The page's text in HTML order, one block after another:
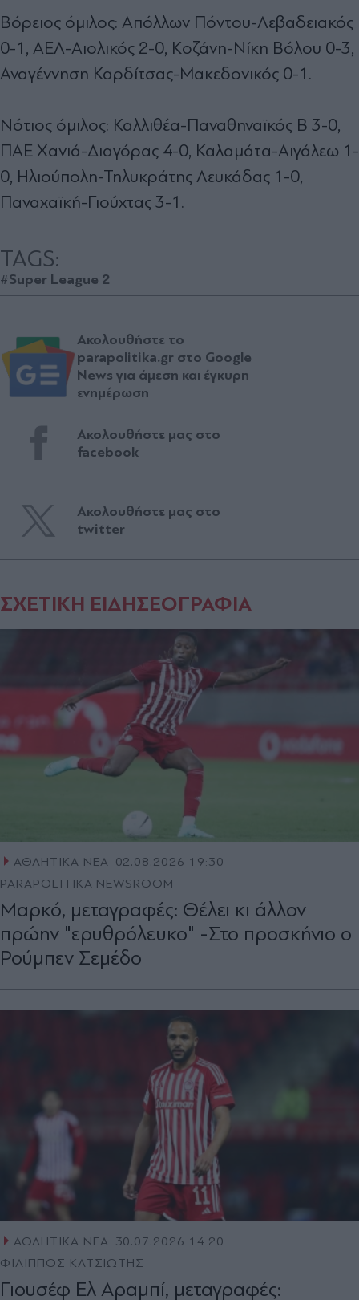
Βόρειος όμιλος: Απόλλων Πόντου-Λεβαδειακός
0-1, ΑΕΛ-Αιολικός 2-0, Κοζάνη-Νίκη Βόλου 0-3,
Αναγέννηση Καρδίτσας-Μακεδονικός 0-1.
Νότιος όμιλος: Καλλιθέα-Παναθηναϊκός Β 3-0,
ΠΑΕ Χανιά-Διαγόρας 4-0, Καλαμάτα-Αιγάλεω 1-
0, Ηλιούπολη-Τηλυκράτης Λευκάδας 1-0,
Παναχαϊκή-Γιούχτας 3-1.
TAGS:
#Super League 2
Ακολουθήστε το
parapolitika.gr στο Google
News για άμεση και έγκυρη
ενημέρωση
Ακολουθήστε μας στο
facebook
Ακολουθήστε μας στο
twitter
ΣΧΕΤΙΚΗ ΕΙΔΗΣΕΟΓΡΑΦΙΑ
ΑΘΛΗΤΙΚΑ ΝΕΑ
02.08.2026 19:30
PARAPOLITIKA NEWSROOM
Μαρκό, μεταγραφές: Θέλει κι άλλον
πρώην "ερυθρόλευκο" -Στο προσκήνιο ο
Ρούμπεν Σεμέδο
ΑΘΛΗΤΙΚΑ ΝΕΑ 30.07.2026 14:20
ΦΙΛΙΠΠΟΣ ΚΑΤΣΙΩΤΗΣ
Γιουσέφ Ελ Αραμπί, μεταγραφές: